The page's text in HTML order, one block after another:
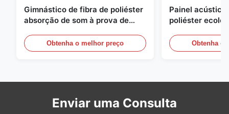
Gimnástico de fibra de poliéster
absorção de som à prova de
Obtenha o melhor preço
Painel acústico
poliéster
Obtenha o
Enviar uma Consulta